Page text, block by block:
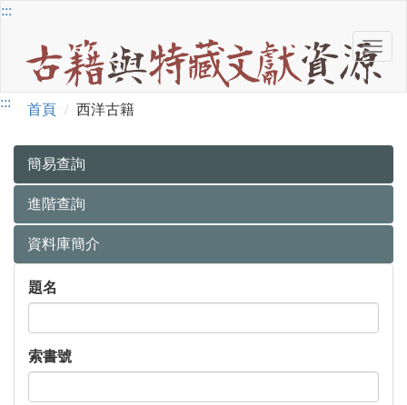
跳
內
容
:::
古
與
特
文
獻
資
源
:::
西
古
籍
首頁 西洋古籍
簡易查詢
進階查詢
資料庫簡介
簡
易
查
詢
題名
索書號